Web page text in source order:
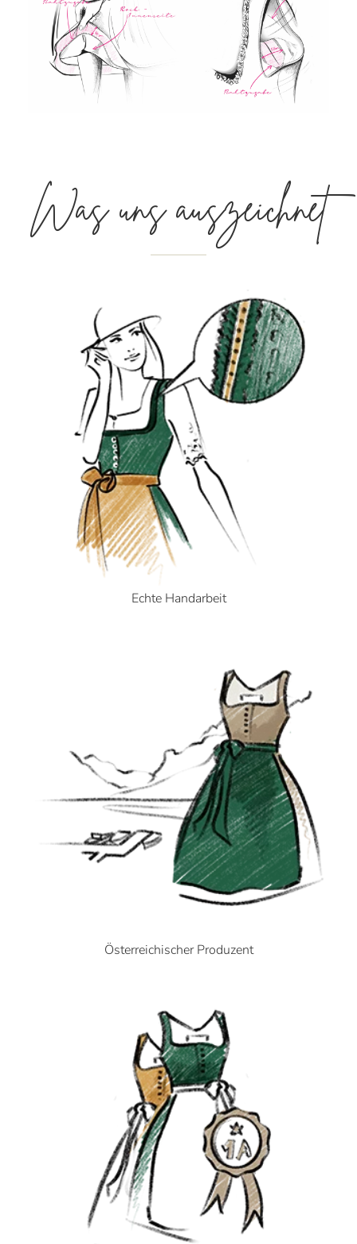
Was uns auszeichnet
Echte Handarbeit
Österreichischer Produzent